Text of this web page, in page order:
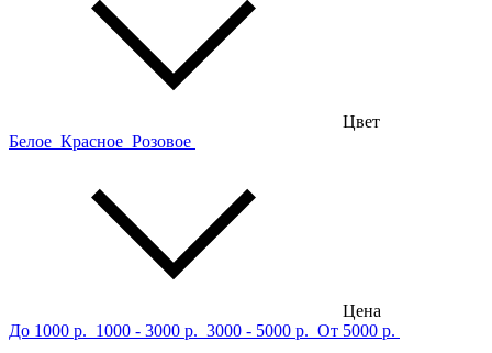
Цвет
Белое Красное Розовое
Цена
До 1000 р. 1000 - 3000 р. 3000 - 5000 р. От 5000 р.